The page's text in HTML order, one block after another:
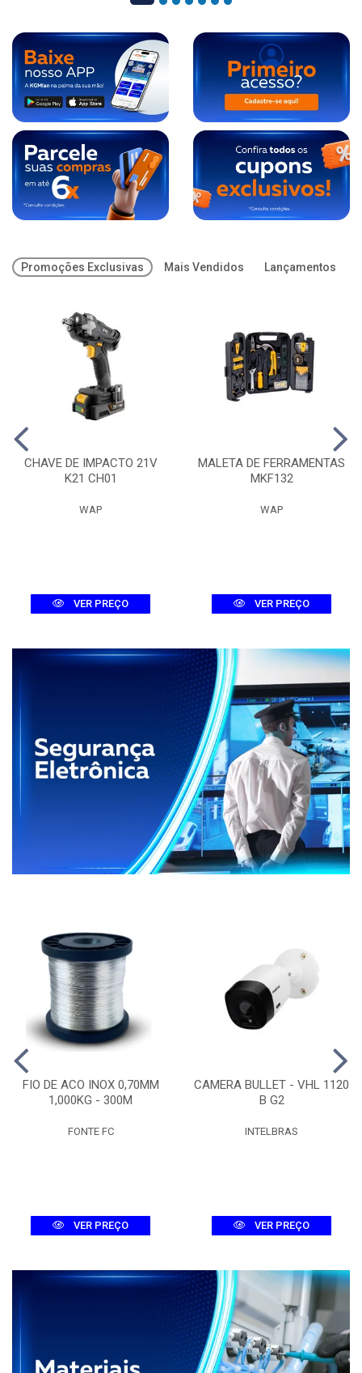
Promoções Exclusivas Mais Vendidos Lançamentos
CHAVE DE IMPACTO 21V
K21 CH01
WAP
VER PREÇO
MALETA DE FERRAMENTAS
MKF132
WAP
VER PREÇO
FIO DE ACO INOX 0,70MM
1,000KG - 300M
FONTE FC
VER PREÇO
CAMERA BULLET - VHL 1120
B G2
INTELBRAS
VER PREÇO